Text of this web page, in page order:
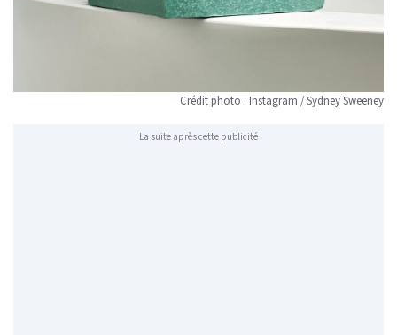
Crédit photo : Instagram / Sydney Sweeney
La suite après cette publicité